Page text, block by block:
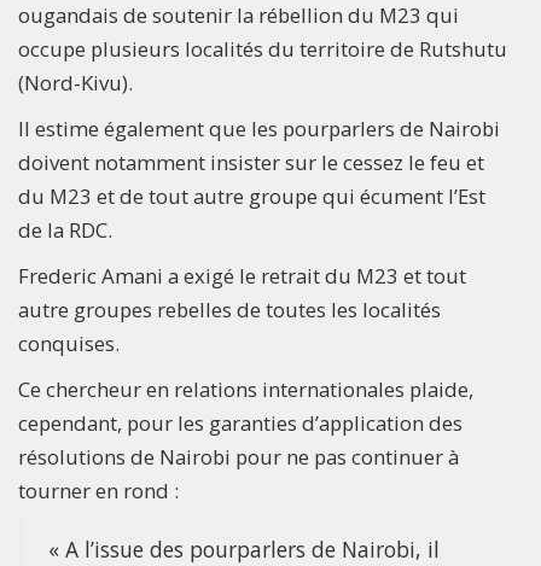
ougandais de soutenir la rébellion du M23 qui
occupe plusieurs localités du territoire de Rutshutu
(Nord-Kivu).
Il estime également que les pourparlers de Nairobi
doivent notamment insister sur le cessez le feu et
du M23 et de tout autre groupe qui écument l’Est
de la RDC.
Frederic Amani a exigé le retrait du M23 et tout
autre groupes rebelles de toutes les localités
conquises.
Ce chercheur en relations internationales plaide,
cependant, pour les garanties d’application des
résolutions de Nairobi pour ne pas continuer à
tourner en rond :
« A l’issue des pourparlers de Nairobi, il